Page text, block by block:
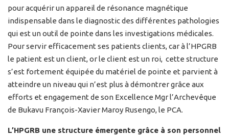
pour acquérir un appareil de résonance magnétique
indispensable dans le diagnostic des différentes pathologies
qui est un outil de pointe dans les investigations médicales.
Pour servir efficacement ses patients clients, car à l’HPGRB
le patient est un client, or le client est un roi, cette structure
s’est fortement équipée du matériel de pointe et parvient à
atteindre un niveau qui n’est plus à démontrer grâce aux
efforts et engagement de son Excellence Mgr l’Archevêque
de Bukavu François-Xavier Maroy Rusengo, le PCA.
L’HPGRB une structure émergente grâce à son personnel